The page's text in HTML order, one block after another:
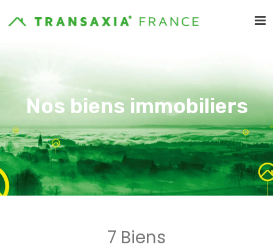
Nos biens immobiliers
7 Biens